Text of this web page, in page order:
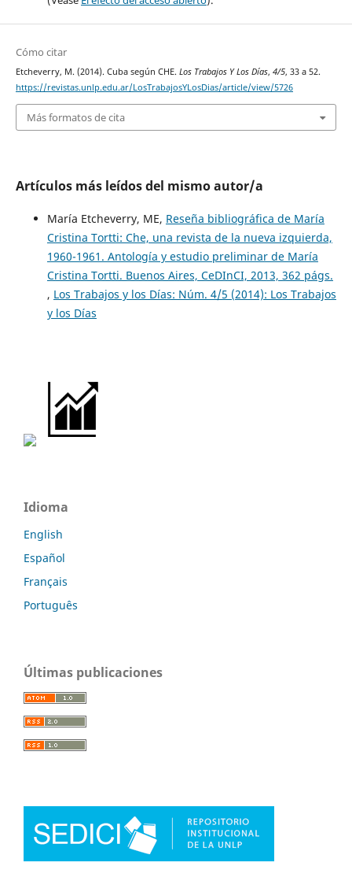
Cómo citar
Etcheverry, M. (2014). Cuba según CHE. Los Trabajos Y Los Días, 4/5, 33 a 52.
https://revistas.unlp.edu.ar/LosTrabajosYLosDias/article/view/5726
Más formatos de cita
Artículos más leídos del mismo autor/a
María Etcheverry, ME, Reseña bibliográfica de María
Cristina Tortti: Che, una revista de la nueva izquierda,
1960-1961. Antología y estudio preliminar de María
Cristina Tortti. Buenos Aires, CeDInCI, 2013, 362 págs.
, Los Trabajos y los Días: Núm. 4/5 (2014): Los Trabajos
y los Días
Idioma
English
Español
Français
Português
Últimas publicaciones